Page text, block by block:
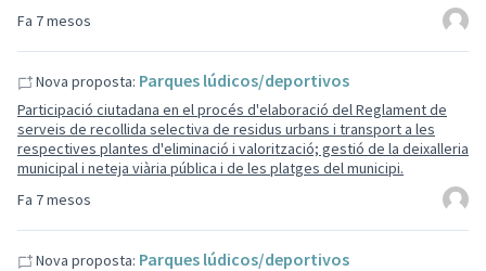
Fa 7 mesos
Fa 7 mesos
Nova proposta: Parques lúdicos/deportivos
Participació ciutadana en el procés d'elaboració del Reglament de
serveis de recollida selectiva de residus urbans i transport a les
respectives plantes d'eliminació i valorització; gestió de la deixalleria
municipal i neteja viària pública i de les platges del municipi.
Nova proposta: Parques lúdicos/deportivos